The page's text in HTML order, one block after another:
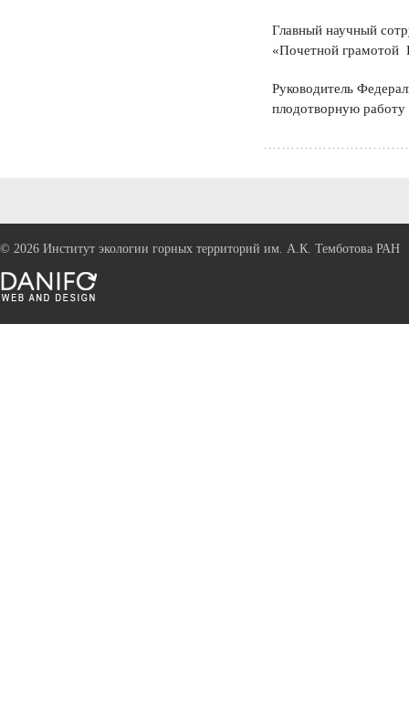
Главный научный
«Почетной грамотой
Руководитель
плодотворную работу
© 2026 Институт экологии горных территорий им. А.К. Темботова РАН